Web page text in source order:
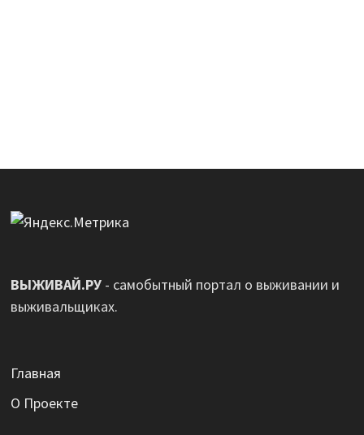
ВЫЖИВАЙ.РУ- самобытный портал о выживании и
выживальщиках.
Главная
О Проекте